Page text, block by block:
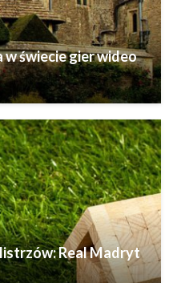
świecie gier wideo
Real Madryt